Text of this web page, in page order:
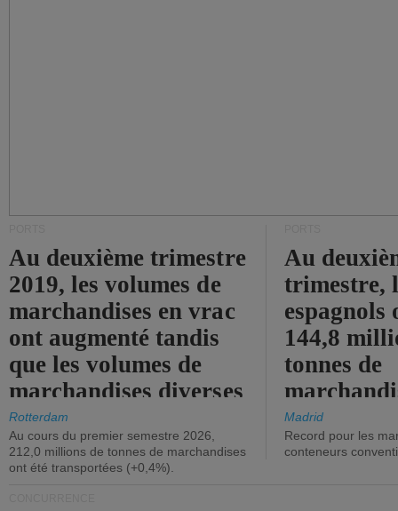
Au deuxième trimestre
2019, les volumes de
marchandises en vrac
ont augmenté tandis
que les volumes de
marchandises diverses
ont diminué.
Rotterdam
Au cours du premier semestre 2026,
212,0 millions de tonnes de marchandises
ont été transportées (+0,4%).
Au
trimestre,
144,8
tonnes de
(+2,9%).
Madrid
Record pour les
conteneurs